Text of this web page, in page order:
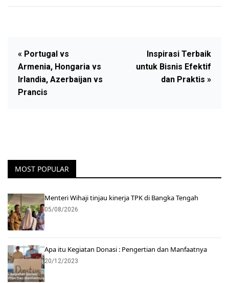
« Portugal vs
Armenia, Hongaria vs
Irlandia, Azerbaijan vs
Prancis
Inspirasi Terbaik
untuk Bisnis Efektif
dan Praktis »
MOST POPULAR
Menteri Wihaji tinjau kinerja TPK di Bangka Tengah
05/08/2026
Apa itu Kegiatan Donasi : Pengertian dan Manfaatnya
20/12/2023